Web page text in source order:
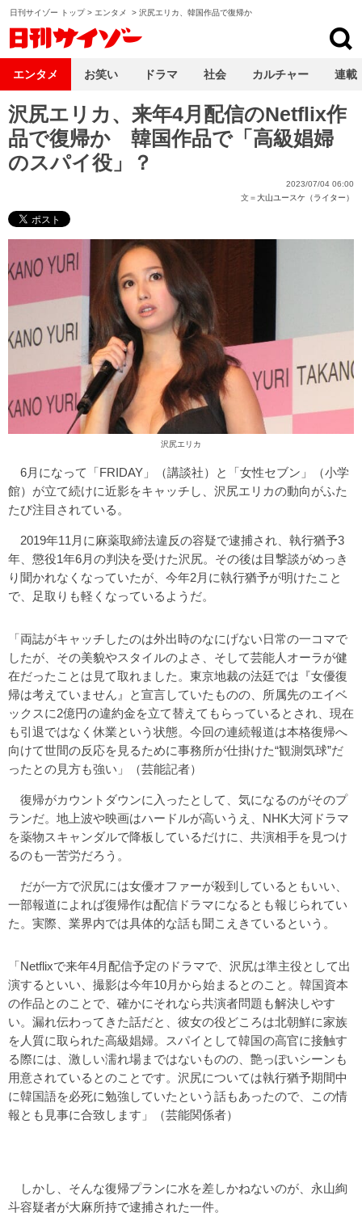
日刊サイゾー トップ> エンタメ > 沢尻エリカ、韓国作品で復帰か
沢尻エリカ、来年4月配信のNetflix作
品で復帰か 韓国作品で「高級娼婦
のスパイ役」？
2023/07/04 06:00
文＝大山ユースケ（ライター）
沢尻エリカ
6月になって「FRIDAY」（講談社）と「女性セブン」（小学
館）が立て続けに近影をキャッチし、沢尻エリカの動向がふた
たび注目されている。
2019年11月に麻薬取締法違反の容疑で逮捕され、執行猶予3
年、懲役1年6月の判決を受けた沢尻。その後は目撃談がめっき
り聞かれなくなっていたが、今年2月に執行猶予が明けたこと
で、足取りも軽くなっているようだ。
「両誌がキャッチしたのは外出時のなにげない日常の一コマで
したが、その美貌やスタイルのよさ、そして芸能人オーラが健
在だったことは見て取れました。東京地裁の法廷では『女優復
帰は考えていません』と宣言していたものの、所属先のエイベ
ックスに2億円の違約金を立て替えてもらっているとされ、現在
も引退ではなく休業という状態。今回の連続報道は本格復帰へ
向けて世間の反応を見るために事務所が仕掛けた“観測気球”だ
ったとの見方も強い」（芸能記者）
復帰がカウントダウンに入ったとして、気になるのがそのプ
ランだ。地上波や映画はハードルが高いうえ、NHK大河ドラマ
を薬物スキャンダルで降板しているだけに、共演相手を見つけ
るのも一苦労だろう。
だが一方で沢尻には女優オファーが殺到しているともいい、
一部報道によれば復帰作は配信ドラマになるとも報じられてい
た。実際、業界内では具体的な話も聞こえきているという。
「Netflixで来年4月配信予定のドラマで、沢尻は準主役として出
演するといい、撮影は今年10月から始まるとのこと。韓国資本
の作品とのことで、確かにそれなら共演者問題も解決しやす
い。漏れ伝わってきた話だと、彼女の役どころは北朝鮮に家族
を人質に取られた高級娼婦。スパイとして韓国の高官に接触す
る際には、激しい濡れ場まではないものの、艶っぽいシーンも
用意されているとのことです。沢尻については執行猶予期間中
に韓国語を必死に勉強していたという話もあったので、この情
報とも見事に合致します」（芸能関係者）
しかし、そんな復帰プランに水を差しかねないのが、永山絢
斗容疑者が大麻所持で逮捕された一件。
エンタメ お笑い ドラマ 社会 カルチャー 連載